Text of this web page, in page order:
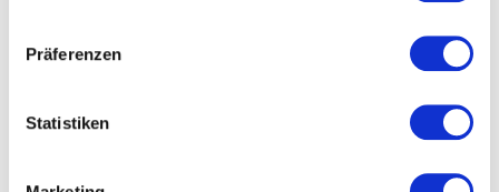
Präferenzen
Statistiken